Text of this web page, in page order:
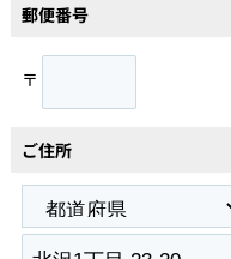
郵便番号
〒
ご住所